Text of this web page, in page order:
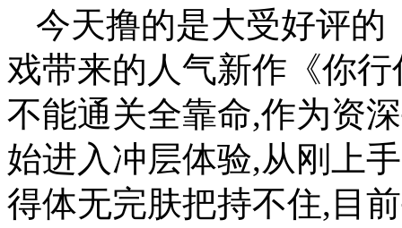
今天撸的是大受好评的
戏带来的人气新作《你
不能通关全靠命,作为资
始进入冲层体验,从刚上
得体无完肤把持不住,目